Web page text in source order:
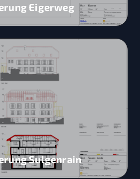
Eigerweg
Sulgenrain